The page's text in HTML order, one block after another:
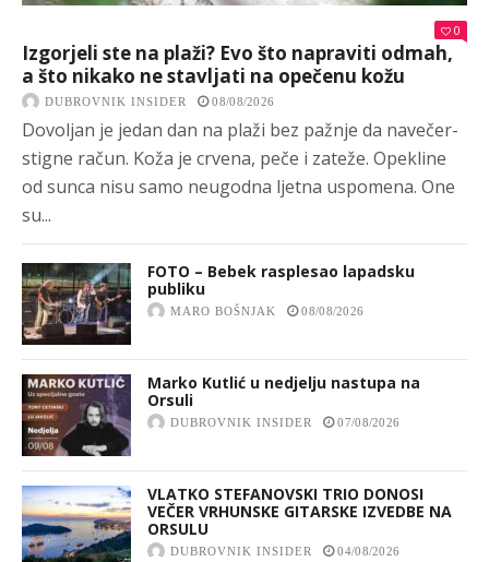
0
Izgorjeli ste na plaži? Evo što napraviti odmah,
a što nikako ne stavljati na opečenu kožu
DUBROVNIK INSIDER 08/08/2026
Dovoljan je jedan dan na plaži bez pažnje da navečer-
stigne račun. Koža je crvena, peče i zateže. Opekline
od sunca nisu samo neugodna ljetna uspomena. One
su...
FOTO – Bebek rasplesao lapadsku
publiku
MARO BOŠNJAK 08/08/2026
Marko Kutlić u nedjelju nastupa na
Orsuli
DUBROVNIK INSIDER 07/08/2026
VLATKO STEFANOVSKI TRIO DONOSI
VEČER VRHUNSKE GITARSKE IZVEDBE NA
ORSULU
DUBROVNIK INSIDER 04/08/2026